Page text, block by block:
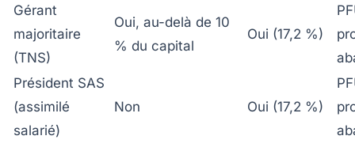
Gérant
majoritaire
(TNS)
Oui, au-delà de 10
% du capital
Oui (17,2 %)
Président SAS
(assimilé
salarié)
Non Oui (17,2 %)